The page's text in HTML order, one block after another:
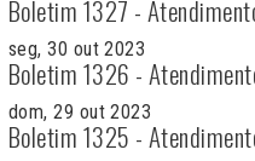
Boletim 1327 -
seg, 30 out 2023
Boletim 1326 -
dom, 29 out 2023
Boletim 1325 -